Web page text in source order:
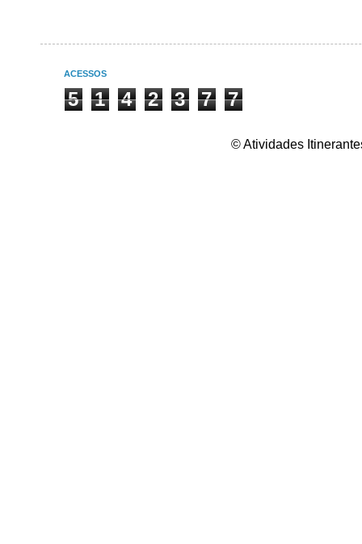
ACESSOS
5 1 4 2 3 7 7
© Atividades